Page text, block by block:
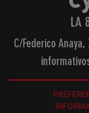
LA
C/Federico